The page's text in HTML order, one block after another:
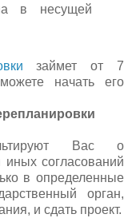
в несущей
займет от 7
начать его
Вас о
согласований
в определенные
орган,
и сдать проект.